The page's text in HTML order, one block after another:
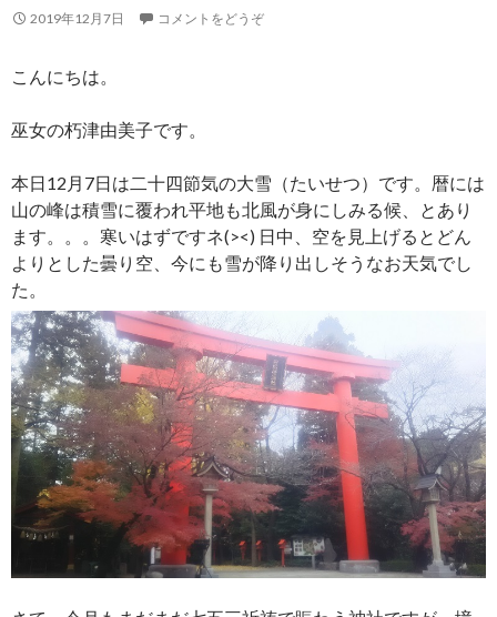
2019年12月7日 コメントをどうぞ
こんにちは。
巫女の朽津由美子です。
本日12月7日は二十四節気の大雪（たいせつ）です。暦には
山の峰は積雪に覆われ平地も北風が身にしみる候、とあり
ます。。。寒いはずですネ(><) 日中、空を見上げるとどん
よりとした曇り空、今にも雪が降り出しそうなお天気でし
た。